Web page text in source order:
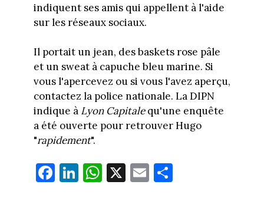
indiquent ses amis qui appellent à l'aide
sur les réseaux sociaux.
Il portait un jean, des baskets rose pâle
et un sweat à capuche bleu marine. Si
vous l'apercevez ou si vous l'avez aperçu,
contactez la police nationale. La DIPN
indique à Lyon Capitalequ'une enquête
a été ouverte pour retrouver Hugo
"rapidement".
Fa
ce
Li
nk
W
ha
X E
m
Pa